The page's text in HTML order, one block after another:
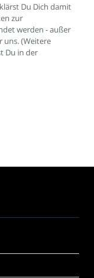
Du Dich damit
zur
werden - außer
uns. (Weitere
Du in der